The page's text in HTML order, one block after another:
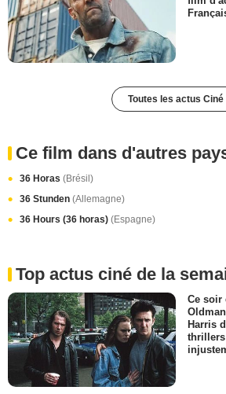
Toutes les actus Ciné
Ce film dans d'autres
36 Horas (Brésil)
36 Stunden (Allemagne)
36 Hours (36 horas) (Espagne)
Top actus ciné de la
Ce soir
Harris
thrillers